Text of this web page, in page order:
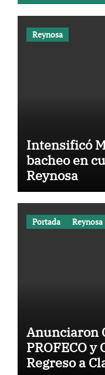
Reynosa
Intensificó
bacheo en
Reynosa
Portada Reynosa
Anunciaron
PROFECO y
Regreso a